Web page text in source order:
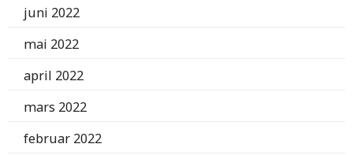
juni 2022
mai 2022
april 2022
mars 2022
februar 2022